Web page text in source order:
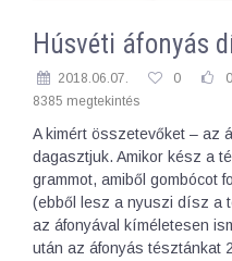
Húsvéti áfonyás
2018.06.07. 0 0
8385 megtekintés
A kimért összetevőket – az
dagasztjuk. Amikor kész a
grammot, amiből gombócot
(ebből lesz a nyuszi dísz a
az áfonyával kíméletesen
után az áfonyás tésztánkat